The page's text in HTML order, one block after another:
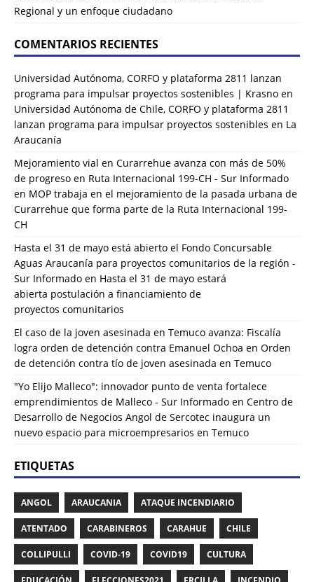
Regional y un enfoque ciudadano
COMENTARIOS RECIENTES
Universidad Autónoma, CORFO y plataforma 2811 lanzan
programa para impulsar proyectos sostenibles | Krasno en
Universidad Autónoma de Chile, CORFO y plataforma 2811
lanzan programa para impulsar proyectos sostenibles en La
Araucanía
Mejoramiento vial en Curarrehue avanza con más de 50%
de progreso en Ruta Internacional 199-CH - Sur Informado
en MOP trabaja en el mejoramiento de la pasada urbana de
Curarrehue que forma parte de la Ruta Internacional 199-
CH
Hasta el 31 de mayo está abierto el Fondo Concursable
Aguas Araucanía para proyectos comunitarios de la región -
Sur Informado en Hasta el 31 de mayo estará
abierta postulación a financiamiento de
proyectos comunitarios
El caso de la joven asesinada en Temuco avanza: Fiscalía
logra orden de detención contra Emanuel Ochoa en Orden
de detención contra tío de joven asesinada en Temuco
"Yo Elijo Malleco": innovador punto de venta fortalece
emprendimientos de Malleco - Sur Informado en Centro de
Desarrollo de Negocios Angol de Sercotec inaugura un
nuevo espacio para microempresarios en Temuco
ETIQUETAS
ANGOL ARAUCANIA ATAQUE INCENDIARIO
ATENTADO CARABINEROS CARAHUE CHILE
COLLIPULLI COVID-19 COVID19 CULTURA